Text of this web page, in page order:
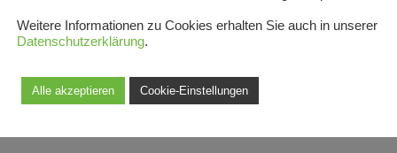
| Testberichte | Manuals
Weitere Informationen zu Cookies erhalten Sie auch in unserer
Datenschutzerklärung.
Alle akzeptieren Cookie-Einstellungen